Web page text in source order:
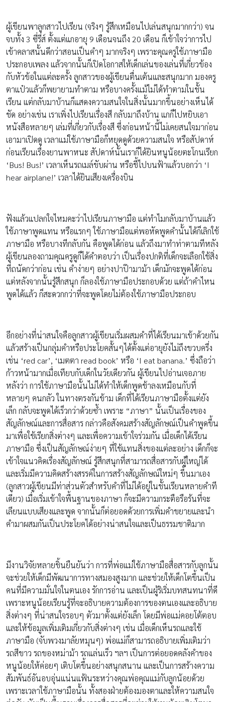
ผู้เขียนพาลูกสาวไปเรียน (จริงๆ รู้สึกเหมือนไปเล่นสนุกมากกว่า) จน
จบทั้ง 3 ซี่รี่ส์ ตั้งแต่แกอายุ 9 เดือนจนถึง 20 เดือน ก็เข้าใจว่าการไป
เข้าคลาสนั้นดีกว่าสอนเป็นคำๆ มากจริงๆ เพราะคุณครูใช้ภาษามือ
ประกอบเพลง แล้วจากนั้นก็เปิดโอกาสให้เด็กเล่นของเล่นที่เกี่ยวข้อง
กับหัวข้อในแต่ละครั้ง ลูกสาวของผู้เขียนตื่นเต้นและสนุกมาก มองครู
ตาแป๋วแล้วก็พยายามทำตาม หรือบางครั้งแม้ไม่ได้ทำตามในชั้น
เรียน แต่กลับมาบ้านก็แสดงความสนใจในสิ่งนั้นมากขึ้นอย่างเห็นได้
ชัด อย่างเช่น เราเพิ่งไปเรียนเรื่องสี กลับมาถึงบ้าน แกก็ไปหยิบเอา
หนังสือหลายๆ เล่มที่เกี่ยวกับเรื่องสี ซึ่งก่อนหน้านี้ไม่เคยสนใจมาก่อน
เอามาเปิดดู เวลาแม่ใช้ภาษามือก็หยุดดูด้วยความสนใจ หรือสัปดาห์
ก่อนเรียนเรื่องยานพาหนะ สัปดาห์นั้นเราก็ได้ยินหนูน้อยตะโกนเรียก
‘Bus! Bus!’ เวลาเห็นรถเมล์ขับผ่าน หรือชี้ไปบนฟ้าแล้วบอกว่า ‘I
hear airplane!’ เวลาได้ยินเสียงเครื่องบิน
ฟังแล้วแปลกใจไหมคะว่าไปเรียนภาษามือ แต่ทำไมกลับมาบ้านแล้ว
ใช้ภาษาพูดแทน หรือแรกๆ ใช้ภาษามือแต่พอหัดพูดคำนั้นได้ก็เลิกใช้
ภาษามือ หรือบางทีกลับกัน คือพูดได้ก่อน แล้วถึงมาทำท่าตามทีหลัง
ผู้เขียนลองถามคุณครูดูก็ได้คำตอบว่า เป็นเรื่องปกติที่เด็กจะเลือกใช้สิ่ง
ที่ถนัดกว่าก่อน เช่น คำง่ายๆ อย่างปาป๊ามาม้า เด็กมักจะพูดได้ก่อน
แต่หลังจากนั้นรู้สึกสนุก ก็ลองใช้ภาษามือประกอบด้วย แต่ถ้าคำไหน
พูดได้แล้ว ก็สะดวกกว่าที่จะพูดโดยไม่ต้องใช้ภาษามือประกอบ
อีกอย่างที่น่าสนใจคือลูกสาวผู้เขียนเริ่มผสมคำที่ได้เรียนมาเข้าด้วยกัน
แล้วสร้างเป็นกลุ่มคำหรือประโยคสั้นๆได้ตั้งแต่อายุยังไม่ถึงขวบครึ่ง
เช่น ‘red car’, ‘เมตตา read book’ หรือ ‘I eat banana.’ ซึ่งถือว่า
ก้าวหน้ามากเมื่อเทียบกับเด็กในวัยเดียวกัน ผู้เขียนไปอ่านเจอภาย
หลังว่า การใช้ภาษามือนั้นไม่ได้ทำให้เด็กพูดช้าลงเหมือนกับที่
หลายๆ คนกลัว ในทางตรงกันข้าม เด็กที่ได้เรียนภาษามือตั้งแต่ยัง
เล็ก กลับจะพูดได้เร็วกว่าด้วยซ้ำ เพราะ “ภาษา” นั้นเป็นเรื่องของ
สัญลักษณ์และการสื่อสาร กล่าวคือสังคมสร้างสัญลักษณ์เป็นคำพูดขึ้น
มาเพื่อใช้เรียกสิ่งต่างๆ และเพื่อความเข้าใจร่วมกัน เมื่อเด็กได้เรียน
ภาษามือ ซึ่งเป็นสัญลักษณ์ง่ายๆ ที่ใช้แทนสิ่งของแต่ละอย่าง เด็กก็จะ
เข้าใจแนวคิดเรื่องสัญลักษณ์ รู้สึกสนุกที่สามารถสื่อสารกับผู้ใหญ่ได้
และเริ่มมีความคิดสร้างสรรค์ในการสร้างสัญลักษณ์ใหม่ๆ ขึ้นมาเอง
(ลูกสาวผู้เขียนมีท่าส่วนตัวสำหรับคำที่ไม่ได้อยู่ในชั้นเรียนหลายคำที
เดียว) เมื่อเริ่มเข้าใจพื้นฐานของภาษา ก็จะมีความกระตือรือร้นที่จะ
เลียนแบบเสียงและพูด จากนั้นก็ต่อยอดด้วยการเพิ่มคำขยายและนำ
คำมาผสมกันเป็นประโยคได้อย่างน่าสนใจและเป็นธรรมชาติมาก
มีงานวิจัยหลายชิ้นยืนยันว่า การที่พ่อแม่ใช้ภาษามือสื่อสารกับลูกนั้น
จะช่วยให้เด็กมีพัฒนาการทางสมองสูงมาก และช่วยให้เด็กโตขึ้นเป็น
คนที่มีความมั่นใจในตนเอง รักการอ่าน และเป็นผู้ริเริ่มบทสนทนาที่ดี
เพราะหนูน้อยเรียนรู้ที่จะอธิบายความต้องการของตนเองและอธิบาย
สิ่งต่างๆ ที่น่าสนใจรอบๆ ตัวมาตั้งแต่ยังเล็ก โดยมีพ่อแม่คอยโต้ตอบ
และให้ข้อมูลเพิ่มเติมเกี่ยวกับสิ่งต่างๆ เช่น เมื่อเด็กเห็นรถและใช้
ภาษามือ (จับพวงมาลัยหมุนๆ) พ่อแม่ก็สามารถอธิบายเพิ่มเติมว่า
รถสีขาว รถของหม่าม้า รถแล่นเร็ว ฯลฯ เป็นการต่อยอดคลังคำของ
หนูน้อยให้ค่อยๆ เติบโตขึ้นอย่างสนุกสนาน และเป็นการสร้างความ
สัมพันธ์อันอบอุ่นแน่นแฟ้นระหว่างคุณพ่อคุณแม่กับลูกน้อยด้วย
เพราะเวลาใช้ภาษามือนั้น ทั้งสองฝ่ายต้องมองตาและให้ความสนใจ